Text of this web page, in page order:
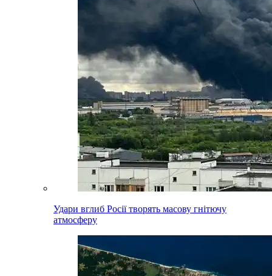
Удари вглиб Росії творять масову гнітючу
атмосферу